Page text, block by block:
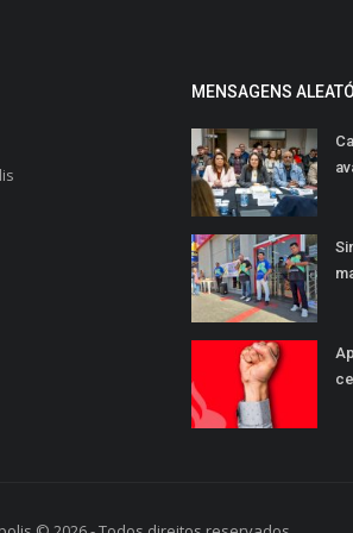
MENSAGENS